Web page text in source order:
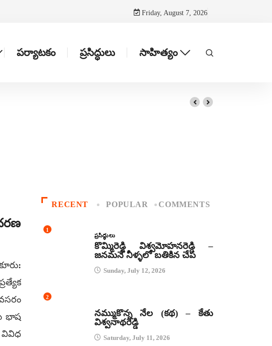
Friday, August 7, 2026
పర్యాటకం ప్రసిద్ధులు సాహిత్యం
భాష
RECENT POPULAR COMMENTS
1
ప్రసిద్ధులు
కొమ్మిరెడ్డి విశ్వమోహనరెడ్డి –
జనమనే నీళ్ళలో బతికిన చేప
Sunday, July 12, 2026
2
నమ్ముకొన్న నేల (కథ) – కేతు
విశ్వనాథరెడ్డి
Saturday, July 11, 2026